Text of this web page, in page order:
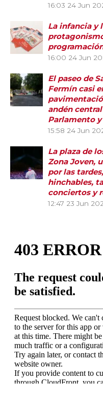
16:03 24 Jun
La infancia y
16:00 24 Jun
El paseo de
Fermín casi
andén
Parlamento
15:58 24 Jun
La plaza de
Zona Joven,
por las
hinchables,
conciertos y
12:47 23 Jun